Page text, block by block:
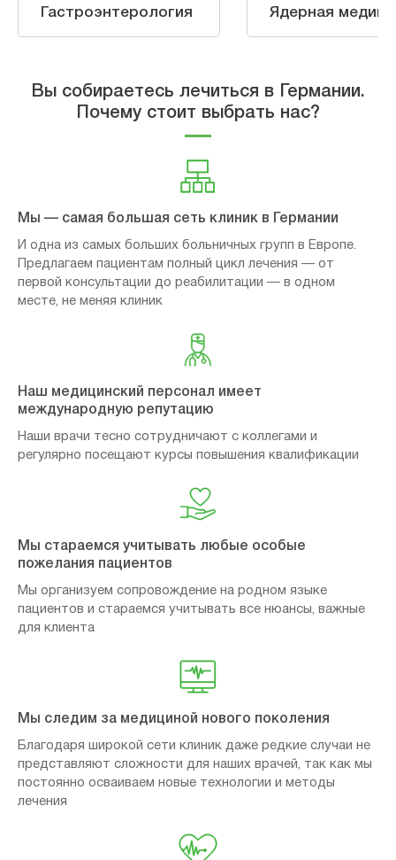
Гастроэнтерология Ядерная
Вы собираетесь лечиться в Германии.
Почему стоит выбрать нас?
Мы — самая большая сеть клиник в Германии
И одна из самых больших больничных групп в Европе.
Предлагаем пациентам полный цикл лечения — от
первой консультации до реабилитации — в одном
месте, не меняя клиник
Наш медицинский персонал имеет
международную репутацию
Наши врачи тесно сотрудничают с коллегами и
регулярно посещают курсы повышения квалификации
Мы стараемся учитывать любые особые
пожелания пациентов
Мы организуем сопровождение на родном языке
пациентов и стараемся учитывать все нюансы, важные
для клиента
Мы следим за медициной нового поколения
Благодаря широкой сети клиник даже редкие случаи не
представляют сложности для наших врачей, так как мы
постоянно осваиваем новые технологии и методы
лечения